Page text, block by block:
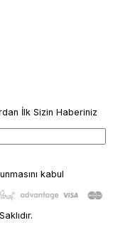
İlk Sizin Haberiniz
kabul